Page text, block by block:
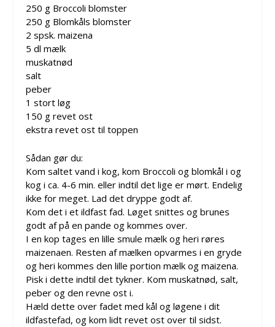
250 g Broccoli blomster
250 g Blomkåls blomster
2 spsk. maizena
5 dl mælk
muskatnød
salt
peber
1 stort løg
150 g revet ost
ekstra revet ost til toppen
Sådan gør du:
Kom saltet vand i kog, kom Broccoli og blomkål i og
kog i ca. 4-6 min. eller indtil det lige er mørt. Endelig
ikke for meget. Lad det dryppe godt af.
Kom det i et ildfast fad. Løget snittes og brunes
godt af på en pande og kommes over.
I en kop tages en lille smule mælk og heri røres
maizenaen. Resten af mælken opvarmes i en gryde
og heri kommes den lille portion mælk og maizena.
Pisk i dette indtil det tykner. Kom muskatnød, salt,
peber og den revne ost i.
Hæld dette over fadet med kål og løgene i dit
ildfastefad, og kom lidt revet ost over til sidst.